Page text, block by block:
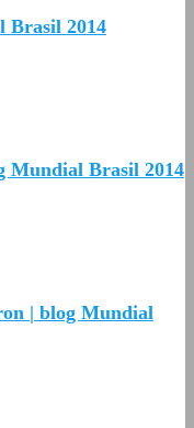
Brasil 2014
Mundial Brasil 2014
| blog Mundial